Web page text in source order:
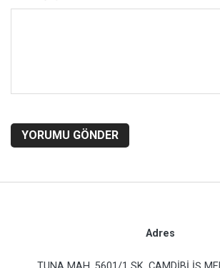
YORUMU GÖNDER
Adres